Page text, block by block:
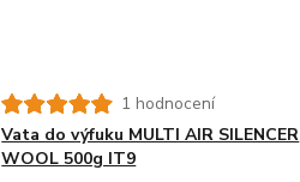
1 hodnocení
Vata do výfuku MULTI AIR SILENCER
WOOL 500g IT9